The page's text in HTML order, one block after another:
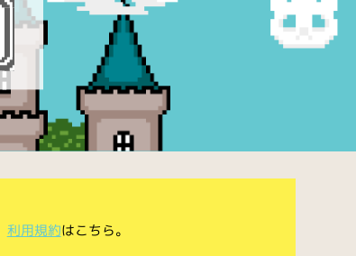
利用規約はこちら。